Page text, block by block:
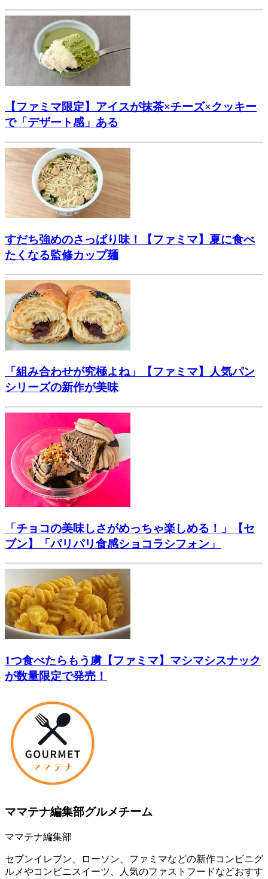
【ファミマ限定】アイスが抹茶×チーズ×クッキー
で「デザート感」ある
すだち強めのさっぱり味！【ファミマ】夏に食べ
たくなる監修カップ麺
「組み合わせが究極よね」【ファミマ】人気パン
シリーズの新作が美味
「チョコの美味しさがめっちゃ楽しめる！」【セ
ブン】「パリパリ食感ショコラシフォン」
1つ食べたらもう虜【ファミマ】マシマシスナック
が数量限定で発売！
ママテナ編集部グルメチーム
ママテナ編集部
セブンイレブン、ローソン、ファミマなどの新作コンビニグ
ルメやコンビニスイーツ、人気のファストフードなどおすす